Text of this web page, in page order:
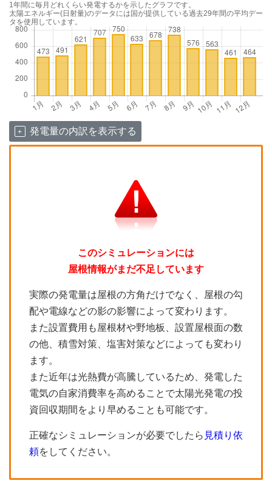
1年間に毎月どれくらい発電するかを示したグラフです。
太陽エネルギー(日射量)のデータには国が提供している過去29年間の平均デー
タを使用しています。
発電量の内訳を表示する
このシミュレーションには
屋根情報がまだ不足しています
実際の発電量は屋根の方角だけでなく、屋根の勾
配や電線などの影の影響によって変わります。
また設置費用も屋根材や野地板、設置屋根面の数
の他、積雪対策、塩害対策などによっても変わり
ます。
また近年は光熱費が高騰しているため、発電した
電気の自家消費率を高めることで太陽光発電の投
資回収期間をより早めることも可能です。
正確なシミュレーションが必要でしたら 見積り依
頼をしてください。